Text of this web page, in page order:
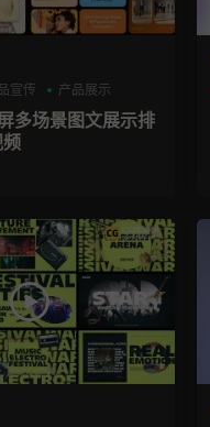
宣传 产品展示
多场景图文展示排